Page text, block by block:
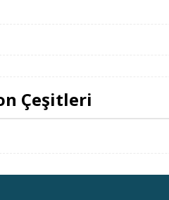
Çeşitleri